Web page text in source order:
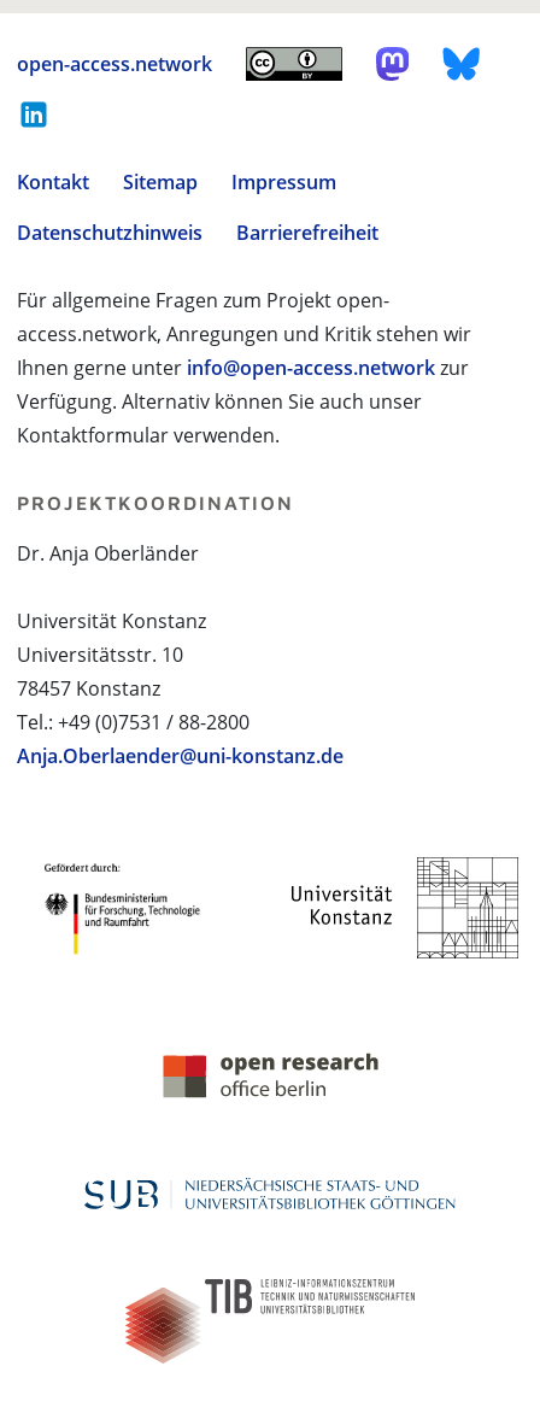
open-access.network
Kontakt Sitemap
Impressum
Datenschutzhinweis
Barrierefreiheit
Für allgemeine Fragen zum Projekt open-
access.network, Anregungen und Kritik stehen wir
Ihnen gerne unter info@open-access.networkzur
Verfügung. Alternativ können Sie auch unser
Kontaktformular verwenden.
PROJEKTKOORDINATION
Dr. Anja Oberländer
Universität Konstanz
Universitätsstr. 10
78457 Konstanz
Tel.: +49 (0)7531 / 88-2800
Anja.Oberlaender@uni-konstanz.de